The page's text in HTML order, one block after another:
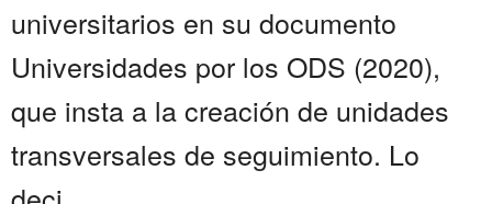
universitarios en su documento
Universidades por los ODS (2020),
que insta a la creación de unidades
transversales de seguimiento. Lo